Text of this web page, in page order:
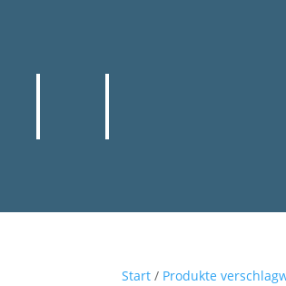
Start / Produkte